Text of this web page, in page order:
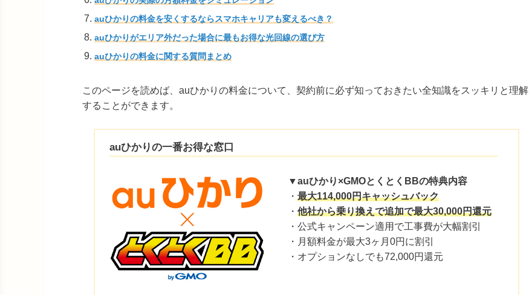
auひかりの料金を安くするならスマホキャリアも変えるべき？
auひかりがエリア外だった場合に最もお得な光回線の選び方
auひかりの料金に関する質問まとめ
このページを読めば、auひかりの料金について、契約前に必ず知っておきたい全知識をスッキリと理解
することができます。
auひかりの一番お得な窓口
▼auひかり×GMOとくとくBBの特典内容
・最大114,000円キャッシュバック
・他社から乗り換えで追加で最大30,000円還元
・公式キャンペーン適用で工事費が大幅割引
・月額料金が最大3ヶ月0円に割引
・オプションなしでも72,000円還元